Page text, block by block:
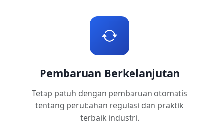
Pembaruan Berkelanjutan
Tetap patuh dengan pembaruan otomatis
tentang perubahan regulasi dan praktik
terbaik industri.